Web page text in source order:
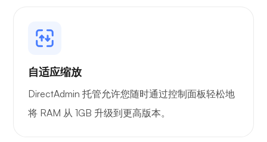
波特纳
自适应缩放
DirectAdmin 托管允许您随时通过控制面板轻松地
将 RAM 从 1GB 升级到更高版本。